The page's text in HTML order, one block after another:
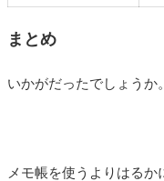
まとめ
いかがだったでしょうか。
メモ帳を使うよりはる